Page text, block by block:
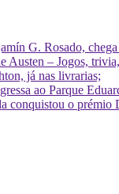
G. Rosado,
Austen – Jogos,
já nas livrarias;
ao Parque
conquistou o